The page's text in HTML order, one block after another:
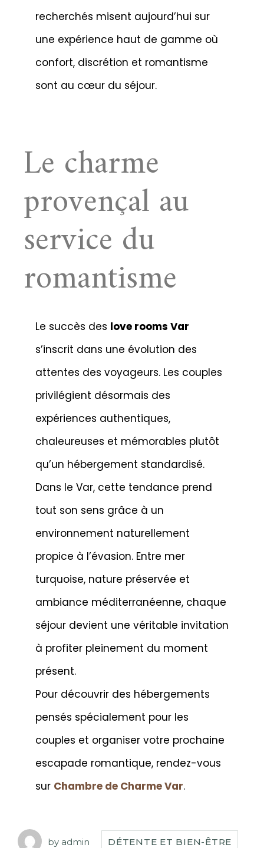
recherchés misent aujourd’hui sur
une expérience haut de gamme où
confort, discrétion et romantisme
sont au cœur du séjour.
Le charme
provençal au
service du
romantisme
Le succès des love rooms Var
s’inscrit dans une évolution des
attentes des voyageurs. Les couples
privilégient désormais des
expériences authentiques,
chaleureuses et mémorables plutôt
qu’un hébergement standardisé.
Dans le Var, cette tendance prend
tout son sens grâce à un
environnement naturellement
propice à l’évasion. Entre mer
turquoise, nature préservée et
ambiance méditerranéenne, chaque
séjour devient une véritable invitation
à profiter pleinement du moment
présent.
Pour découvrir des hébergements
pensés spécialement pour les
couples et organiser votre prochaine
escapade romantique, rendez-vous
sur Chambre de Charme Var.
by admin DÉTENTE ET BIEN-ÊTRE